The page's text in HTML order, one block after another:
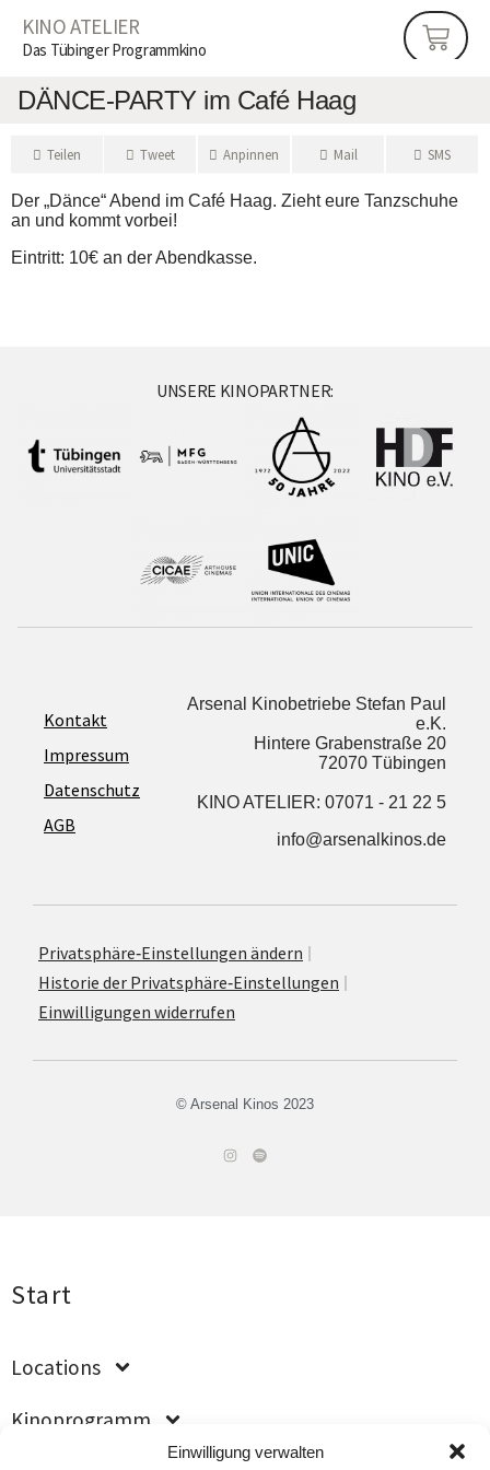
Einwilligung verwalten
KINO ATELIER
Das Tübinger Programmkino
DÄNCE-PARTY im Café Haag
Tei­len Tweet Anpin­nen Mail SMS
Der „Dän­ce“ Abend im Café Haag. Zieht eure Tanz­schu­he
an und kommt vorbei!
Ein­tritt: 10€ an der Abendkasse.
UNSERE KINOPARTNER:
Kontakt
Impressum
Datenschutz
AGB
Arsenal Kinobetriebe Stefan Paul
e.K.
Hintere Grabenstraße 20
72070 Tübingen
KINO ATELIER: 07071 - 21 22 5
info@arsenalkinos.de
Privatsphäre‐Einstellungen ändern
His­to­rie der Privatsphäre‐Einstellungen
Ein­wil­li­gun­gen widerrufen
© Arsenal Kinos 2023
Start
Loca­ti­ons
Kino­pro­gramm